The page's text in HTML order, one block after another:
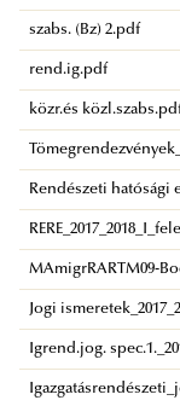
szabs. (Bz) 2.pdf
rend.ig.pdf
közr.és
Rendészeti hatósági
MAmigrRARTM09-
Jogi
Igrend.jog.